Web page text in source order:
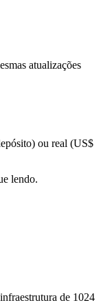
atualizações
ou real (US$
lendo.
de 1024